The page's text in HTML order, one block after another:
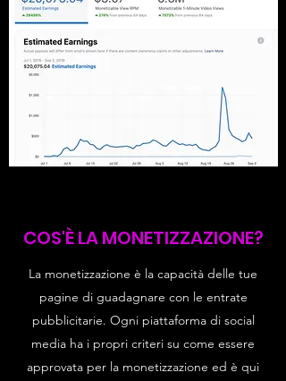
COS'È LA MONETIZZAZIONE?
La monetizzazione è la capacità delle tue
pagine di guadagnare con le entrate
pubblicitarie. Ogni piattaforma di social
media ha i propri criteri su come essere
approvata per la monetizzazione ed è qui